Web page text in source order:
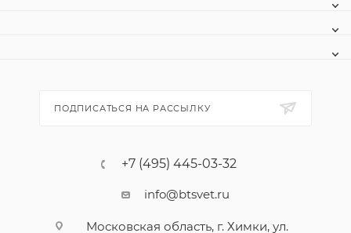
ПОДПИСАТЬСЯ НА РАССЫЛКУ
+7 (495) 445-03-32
info@btsvet.ru
Московская область, г. Химки, ул.